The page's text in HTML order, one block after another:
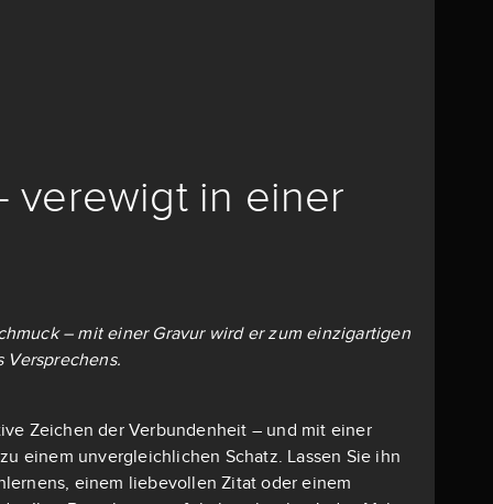
verewigt in einer
– mit einer Gravur wird er zum einzigartigen
Versprechens.
Zeichen der Verbundenheit – und mit einer
einem unvergleichlichen Schatz. Lassen Sie ihn
einem liebevollen Zitat oder einem